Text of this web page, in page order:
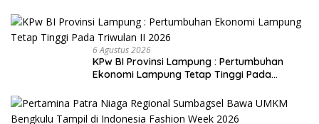
6 Agustus 2026
KPw BI Provinsi Lampung : Pertumbuhan
Ekonomi Lampung Tetap Tinggi Pada